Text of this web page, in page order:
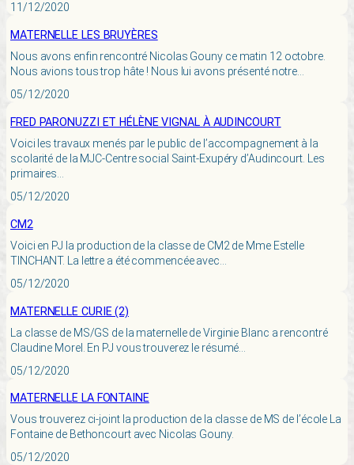
11/12/2020
MATERNELLE LES BRUYÈRES
Nous avons enfin rencontré Nicolas Gouny ce matin 12 octobre.
Nous avions tous trop hâte ! Nous lui avons présenté notre…
05/12/2020
FRED PARONUZZI ET HÉLÈNE VIGNAL À AUDINCOURT
Voici les travaux menés par le public de l’accompagnement à la
scolarité de la MJC-Centre social Saint-Exupéry d’Audincourt. Les
primaires…
05/12/2020
CM2
Voici en PJ la production de la classe de CM2 de Mme Estelle
TINCHANT. La lettre a été commencée avec…
05/12/2020
MATERNELLE CURIE (2)
La classe de MS/GS de la maternelle de Virginie Blanc a rencontré
Claudine Morel. En PJ vous trouverez le résumé…
05/12/2020
MATERNELLE LA FONTAINE
Vous trouverez ci-joint la production de la classe de MS de l’école La
Fontaine de Bethoncourt avec Nicolas Gouny.
05/12/2020